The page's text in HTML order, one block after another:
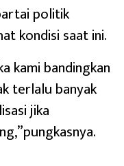
politik
kondisi saat ini.
kami bandingkan
terlalu banyak
jika